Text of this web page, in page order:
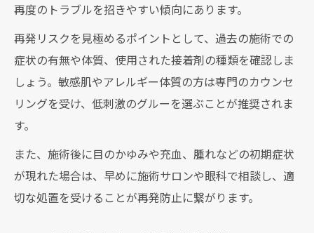
再度のトラブルを招きやすい傾向にあります。
再発リスクを見極めるポイントとして、過去の施術での
症状の有無や体質、使用された接着剤の種類を確認しま
しょう。敏感肌やアレルギー体質の方は専門のカウンセ
リングを受け、低刺激のグルーを選ぶことが推奨されま
す。
また、施術後に目のかゆみや充血、腫れなどの初期症状
が現れた場合は、早めに施術サロンや眼科で相談し、適
切な処置を受けることが再発防止に繋がります。